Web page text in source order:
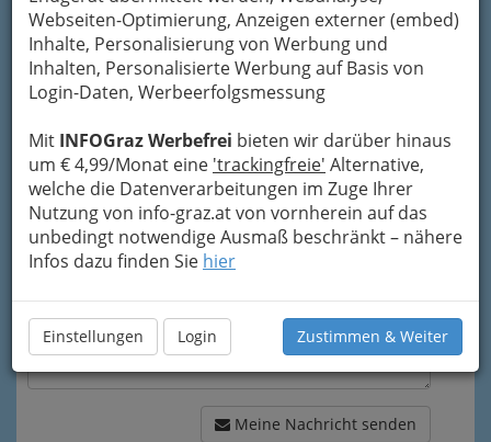
Webseiten-Optimierung, Anzeigen externer (embed)
Inhalte, Personalisierung von Werbung und
Inhalten, Personalisierte Werbung auf Basis von
Login-Daten, Werbeerfolgsmessung
Mit INFOGraz Werbefrei bieten wir darüber hinaus
um € 4,99/Monat eine 'trackingfreie' Alternative,
welche die Datenverarbeitungen im Zuge Ihrer
Nutzung von info-graz.at von vornherein auf das
unbedingt notwendige Ausmaß beschränkt – nähere
Infos dazu finden Sie hier
Einstellungen Login Zustimmen & Weiter
Mein Betreff
Meine Nachricht
Meine Nachricht senden